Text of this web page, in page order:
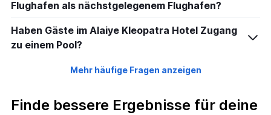
Flughafen als nächstgelegenem Flughafen?
Haben Gäste im Alaiye Kleopatra Hotel Zugang
zu einem Pool?
Mehr häufige Fragen anzeigen
Finde bessere Ergebnisse für deine